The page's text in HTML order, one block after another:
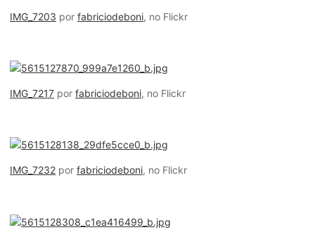
IMG_7203 por fabriciodeboni, no Flickr
IMG_7217 por fabriciodeboni, no Flickr
IMG_7232 por fabriciodeboni, no Flickr